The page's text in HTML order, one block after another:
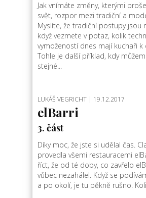
Jak vnímáte změny, kterými
svět, rozpor mezi tradiční a
Myslíte, že tradiční postupy jsou
když vezmete v potaz, kolik
vymožeností dnes mají kuchaři k
Tohle je další příklad, kdy
stejné...
LUKÁŠ VEGRICHT | 19.12.2017
elBarri
3. část
Díky moc, že jste si udělal čas.
provedla všemi restauracemi
říct, že od té doby, co zavřelo
vůbec nezahálel. Když se
a po okolí, je tu pěkně rušno.